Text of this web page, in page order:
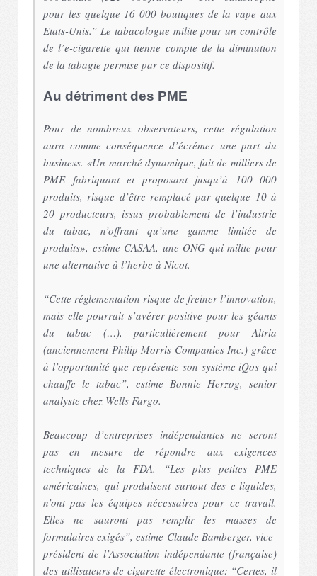
pour les quelque 16 000 boutiques de la vape aux
Etats-Unis.” Le tabacologue milite pour un contrôle
de l’e-cigarette qui tienne compte de la diminution
de la tabagie permise par ce dispositif.
Au détriment des PME
Pour de nombreux observateurs, cette régulation
aura comme conséquence d’écrémer une part du
business. «Un marché dynamique, fait de milliers de
PME fabriquant et proposant jusqu’à 100 000
produits, risque d’être remplacé par quelque 10 à
20 producteurs, issus probablement de l’industrie
du tabac, n’offrant qu’une gamme limitée de
produits», estime CASAA, une ONG qui milite pour
une alternative à l’herbe à Nicot.
“Cette réglementation risque de freiner l’innovation,
mais elle pourrait s’avérer positive pour les géants
du tabac (…), particulièrement pour Altria
(anciennement Philip Morris Companies Inc.) grâce
à l’opportunité que représente son système iQos qui
chauffe le tabac”, estime Bonnie Herzog, senior
analyste chez Wells Fargo.
Beaucoup d’entreprises indépendantes ne seront
pas en mesure de répondre aux exigences
techniques de la FDA. “Les plus petites PME
américaines, qui produisent surtout des e-liquides,
n’ont pas les équipes nécessaires pour ce travail.
Elles ne sauront pas remplir les masses de
formulaires exigés”, estime Claude Bamberger, vice-
président de l’Association indépendante (française)
des utilisateurs de cigarette électronique: “Certes, il